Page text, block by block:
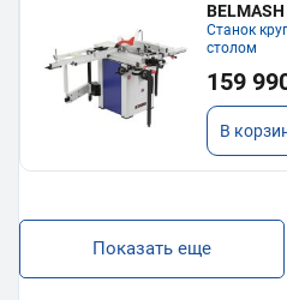
Станок
столом
159
В
Показать еще